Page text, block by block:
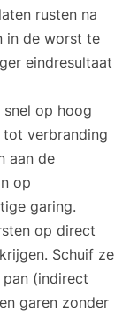
rusten na
in de worst te
eindresultaat
op hoog
verbranding
aan de
op
garing.
op direct
Schuif ze
pan (indirect
garen zonder